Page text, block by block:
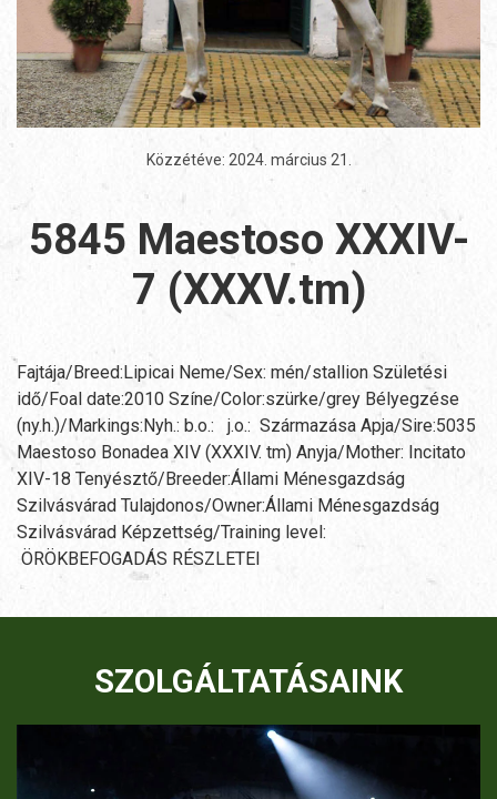
Közzétéve: 2024. március 21
5845 Maestoso XXXIV-
7 (XXXV.tm)
Fajtája/Breed:Lipicai Neme/Sex: mén/stallion Születési
idő/Foal date:2010 Színe/Color:szürke/grey Bélyegzése
(ny.h.)/Markings:Nyh.: b.o.: j.o.: Származása Apja/Sire:5035
Maestoso Bonadea XIV (XXXIV. tm) Anyja/Mother: Incitato
XIV-18 Tenyésztő/Breeder:Állami Ménesgazdság
Szilvásvárad Tulajdonos/Owner:Állami Ménesgazdság
Szilvásvárad Képzettség/Training level:
ÖRÖKBEFOGADÁS RÉSZLETEI
SZOLGÁLTATÁSAINK